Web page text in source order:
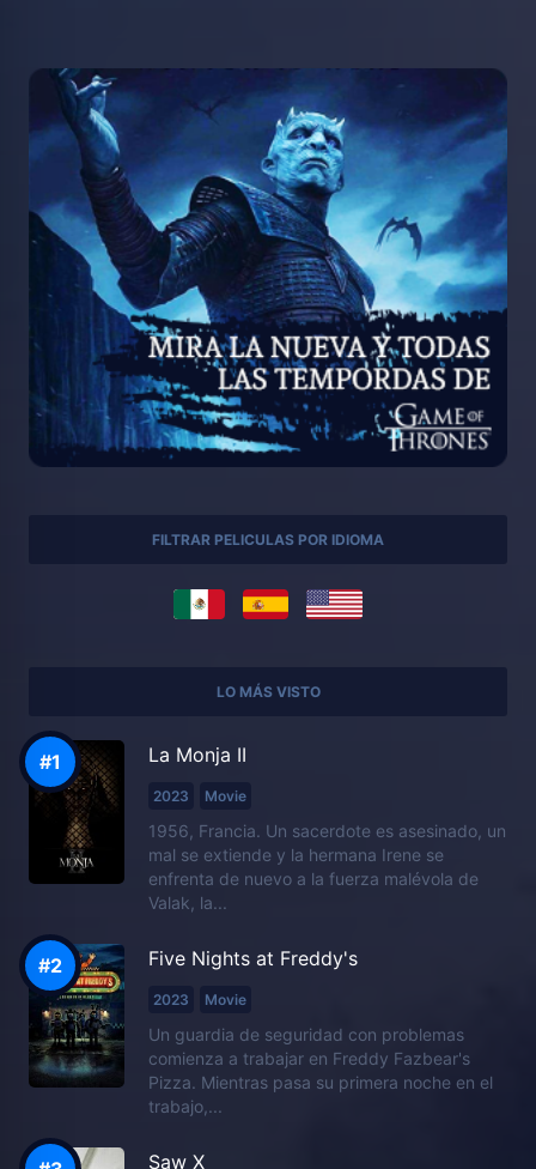
FILTRAR PELICULAS POR IDIOMA
LO MÁS VISTO
La Monja II
2023 Movie
1956, Francia. Un sacerdote es asesinado, un
mal se extiende y la hermana Irene se
enfrenta de nuevo a la fuerza malévola de
Valak, la...
Five Nights at Freddy's
2023 Movie
Un guardia de seguridad con problemas
comienza a trabajar en Freddy Fazbear's
Pizza. Mientras pasa su primera noche en el
trabajo,...
Saw X